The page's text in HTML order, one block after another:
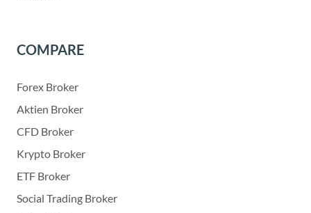
COMPARE
Forex Broker
Aktien Broker
CFD Broker
Krypto Broker
ETF Broker
Social Trading Broker